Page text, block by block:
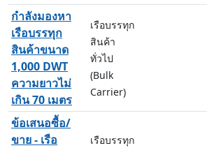
กำลังมองหา
เรือบรรทุก
สินค้าขนาด
1,000 DWT
ความยาวไม่
เกิน 70 เมตร
เรือบรรทุก
สินค้า
ทั่วไป
(Bulk
Carrier)
ข้อเสนอซื้อ/
ขาย - เรือ
เรือบรรทุก